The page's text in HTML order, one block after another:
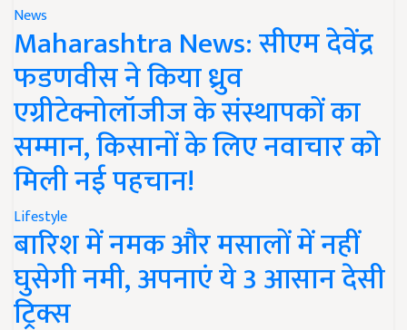
News
Maharashtra News: सीएम देवेंद्र
फडणवीस ने किया ध्रुव
एग्रीटेक्नोलॉजीज के संस्थापकों का
सम्मान, किसानों के लिए नवाचार को
मिली नई पहचान!
Lifestyle
बारिश में नमक और मसालों में नहीं
घुसेगी नमी, अपनाएं ये 3 आसान देसी
ट्रिक्स